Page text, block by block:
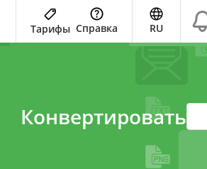
Тарифы Справка RU
Конвертировать